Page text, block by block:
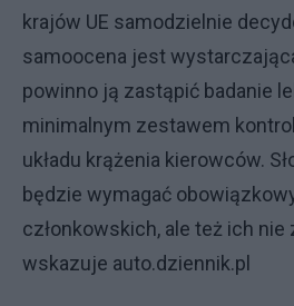
krajów UE samodzielnie
samoocena jest
powinno ją zastąpić badanie
minimalnym zestawem
układu krążenia kierowców.
będzie wymagać
członkowskich, ale też ich nie
wskazuje auto.dziennik.pl